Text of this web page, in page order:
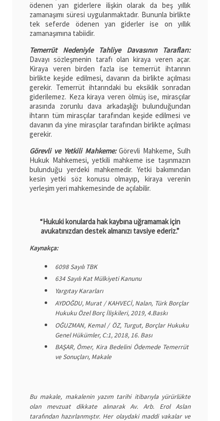
ödenen yan giderlere ilişkin olarak da beş yıllık
zamanaşımı süresi uygulanmaktadır. Bununla birlikte
tek seferde ödenen yan giderler ise on yıllık
zamanaşımına tabiidir.
Temerrüt Nedeniyle Tahliye Davasının Tarafları:
Davayı sözleşmenin tarafı olan kiraya veren açar.
Kiraya veren birden fazla ise temerrüt ihtarının
birlikte keşide edilmesi, davanın da birlikte açılması
gerekir. Temerrüt ihtarındaki bu eksiklik sonradan
giderilemez. Keza kiraya veren ölmüş ise, mirasçılar
arasında zorunlu dava arkadaşlığı bulunduğundan
ihtarın tüm mirasçılar tarafından keşide edilmesi ve
davanın da yine mirasçılar tarafından birlikte açılması
gerekir.
Görevli ve Yetkili Mahkeme:Görevli Mahkeme, Sulh
Hukuk Mahkemesi, yetkili mahkeme ise taşınmazın
bulunduğu yerdeki mahkemedir. Yetki bakımından
kesin yetki söz konusu olmayıp, kiraya verenin
yerleşim yeri mahkemesinde de açılabilir.
“Hukuki konularda hak kaybına uğramamak için
avukatınızdan destek almanızı tavsiye ederiz.”
Kaynakça:
6098 Sayılı TBK
634 Sayılı Kat Mülkiyeti Kanunu
Yargıtay Kararları
AYDOĞDU, Murat / KAHVECİ, Nalan, Türk Borçlar
Hukuku Özel Borç İlişkileri, 2019, 4.Baskı
OĞUZMAN, Kemal / ÖZ, Turgut, Borçlar Hukuku
Genel Hükümler, C:1, 2018, 16. Bası
BAŞAR, Ömer, Kira Bedelini Ödemede Temerrüt
ve Sonuçları, Makale
Bu makale, makalenin yazım tarihi itibarıyla yürürlükte
olan mevzuat dikkate alınarak Av. Arb. Erol Aslan
tarafından hazırlanmıştır. Her olaydaki maddi vakalar ve